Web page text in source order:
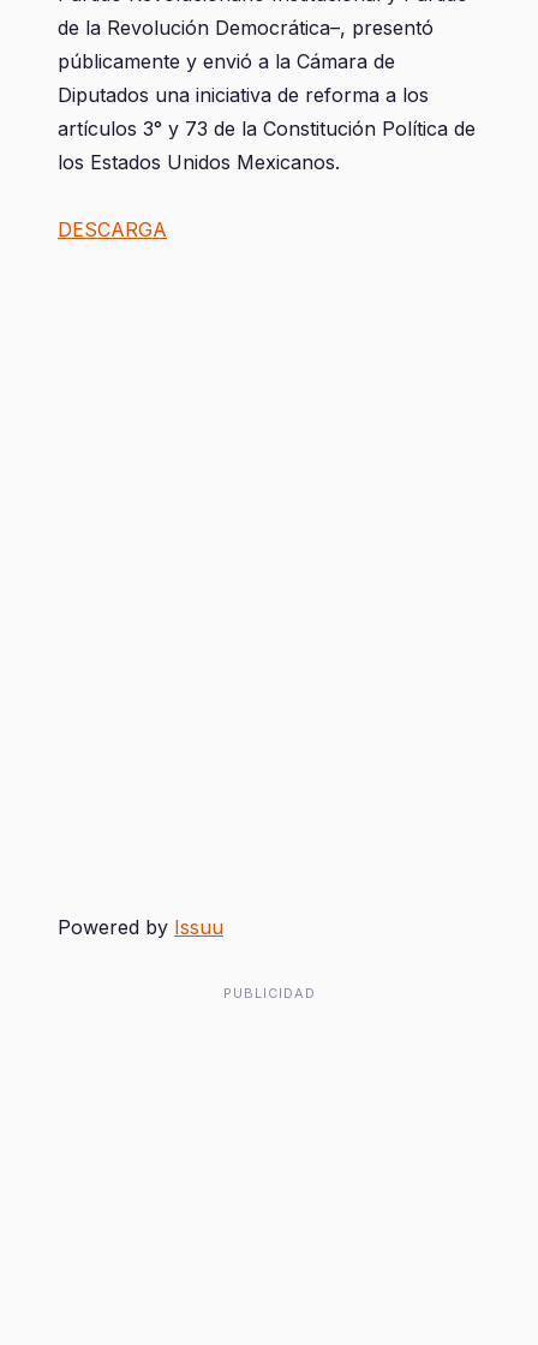
de la Revolución Democrática–, presentó
públicamente y envió a la Cámara de
Diputados una iniciativa de reforma a los
artículos 3° y 73 de la Constitución Política de
los Estados Unidos Mexicanos.
DESCARGA
Powered by Issuu
PUBLICIDAD